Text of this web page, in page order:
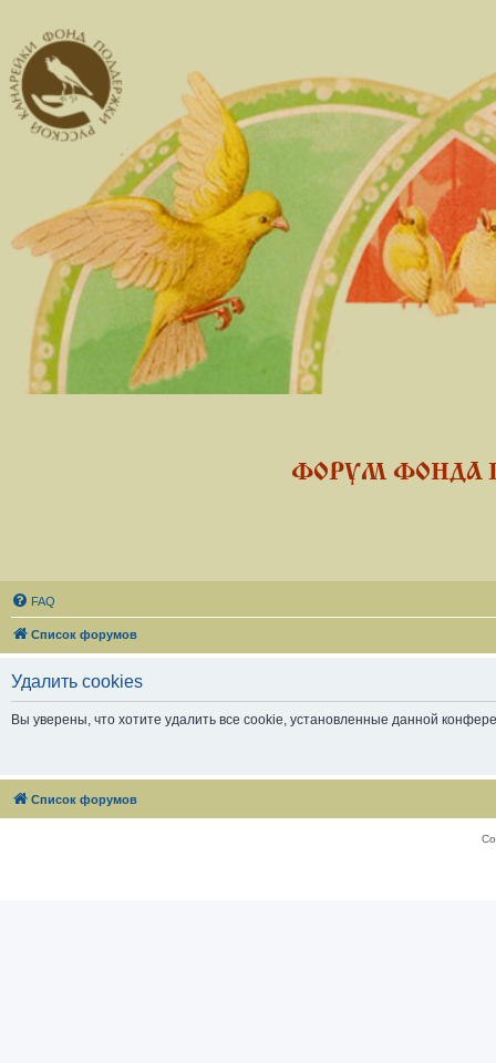
ФОРУМ ФОНДА
FAQ
Список форумов
Удалить cookies
Вы уверены, что хотите удалить все cookie, установленные данной
Список форумов